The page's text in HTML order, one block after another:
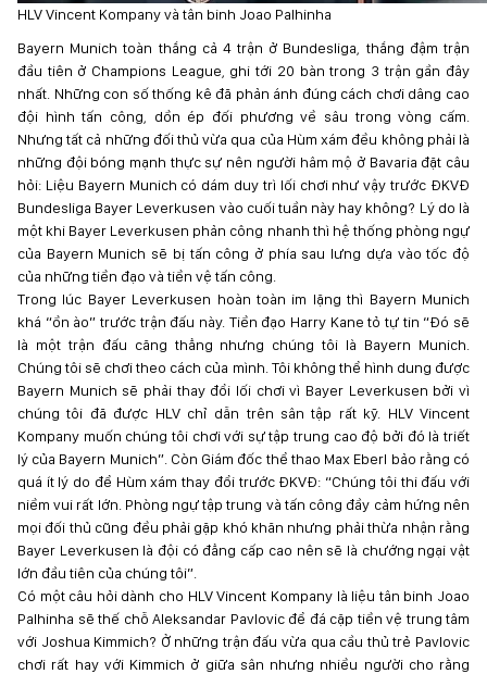
HLV Vincent Kompany và tân binh Joao Palhinha
Bayern Munich toàn thắng cả 4 trận ở Bundesliga, thắng đậm trận
đầu tiên ở Champions League, ghi tới 20 bàn trong 3 trận gần đây
nhất. Những con số thống kê đã phản ánh đúng cách chơi dâng cao
đội hình tấn công, dồn ép đối phương về sâu trong vòng cấm.
Nhưng tất cả những đối thủ vừa qua của Hùm xám đều không phải là
những đội bóng mạnh thực sự nên người hâm mộ ở Bavaria đặt câu
hỏi: Liệu Bayern Munich có dám duy trì lối chơi như vậy trước ĐKVĐ
Bundesliga Bayer Leverkusen vào cuối tuần này hay không? Lý do là
một khi Bayer Leverkusen phản công nhanh thì hệ thống phòng ngự
của Bayern Munich sẽ bị tấn công ở phía sau lưng dựa vào tốc độ
của những tiền đạo và tiền vệ tấn công.
Trong lúc Bayer Leverkusen hoàn toàn im lặng thì Bayern Munich
khá “ồn ào” trước trận đấu này. Tiền đạo Harry Kane tỏ tự tin “Đó sẽ
là một trận đấu căng thẳng nhưng chúng tôi là Bayern Munich.
Chúng tôi sẽ chơi theo cách của mình. Tôi không thể hình dung được
Bayern Munich sẽ phải thay đổi lối chơi vì Bayer Leverkusen bởi vì
chúng tôi đã được HLV chỉ dẫn trên sân tập rất kỹ. HLV Vincent
Kompany muốn chúng tôi chơi với sự tập trung cao độ bởi đó là triết
lý của Bayern Munich”. Còn Giám đốc thể thao Max Eberl bảo rằng có
quá ít lý do để Hùm xám thay đổi trước ĐKVĐ: “Chúng tôi thi đấu với
niềm vui rất lớn. Phòng ngự tập trung và tấn công đầy cảm hứng nên
mọi đối thủ cũng đều phải gặp khó khăn nhưng phải thừa nhận rằng
Bayer Leverkusen là đội có đẳng cấp cao nên sẽ là chướng ngại vật
lớn đầu tiên của chúng tôi”.
Có một câu hỏi dành cho HLV Vincent Kompany là liệu tân binh Joao
Palhinha sẽ thế chỗ Aleksandar Pavlovic để đá cặp tiền vệ trung tâm
với Joshua Kimmich? Ở những trận đấu vừa qua cầu thủ trẻ Pavlovic
chơi rất hay với Kimmich ở giữa sân nhưng nhiều người cho rằng